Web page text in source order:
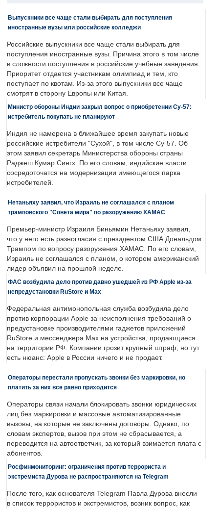
Выпускники все чаще стали выбирать для поступления
иностранные вузы или российские колледжи
Российские выпускники все чаще стали выбирать для
поступления иностранные вузы. Причина этого в том числе
в сложности поступления в российские учебные заведения.
Приоритет отдается участникам олимпиад и тем, кто
поступает по квотам. Из-за этого выпускники все чаще
смотрят в сторону Европы или Китая.
Министр обороны Индии закрыл вопрос о приобретении Су-57:
истребитель покупать не планируют
Индия не намерена в ближайшее время закупать новые
российские истребители "Сухой", в том числе Су-57. Об
этом заявил секретарь Министерства обороны страны
Раджеш Кумар Сингх. По его словам, индийские власти
сосредоточатся на модернизации имеющегося парка
истребителей.
Нетаньяху заявил, что Израиль не соглашался с планом
трамповского "Совета мира" по разоружению ХАМАС
Премьер-министр Израиля Биньямин Нетаньяху заявил,
что у него есть разногласия с президентом США Дональдом
Трампом по вопросу разоружения ХАМАС. По его словам,
Израиль не соглашался с планом, о котором американский
лидер объявил на прошлой неделе.
ФАС возбудила дело против давно ушедшей из РФ Apple из-за
непредустановки RuStore и Max
Федеральная антимонопольная служба возбудила дело
против корпорации Apple за неисполнения требований о
предустановке производителями гаджетов приложений
RuStore и мессенджера Max на устройства, продающиеся
на территории РФ. Компании грозит крупный штраф, но тут
есть нюанс: Apple в России ничего и не продает.
Операторы перестали пропускать звонки без маркировки, но
платить за них все равно приходится
Операторы связи начали блокировать звонки юридических
лиц без маркировки и массовые автоматизированные
вызовы, на которые не заключены договоры. Однако, по
словам экспертов, вызов при этом не сбрасывается, а
переводится на автоответчик, за который взимается плата с
абонентов.
Росфинмониторинг: ограничения против террориста и
экстремиста Дурова не распространяются на Telegram
После того, как основателя Telegram Павла Дурова внесли
в список террористов и экстремистов, возник вопрос, как